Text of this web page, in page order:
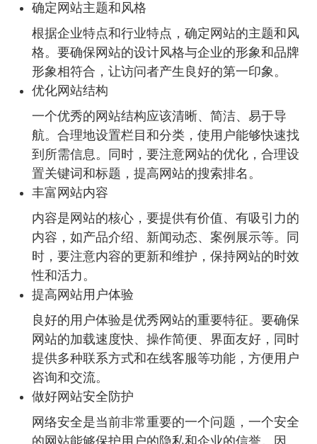
确定网站主题和风格
根据企业特点和行业特点，确定网站的主题和风
格。要确保网站的设计风格与企业的形象和品牌
形象相符合，让访问者产生良好的第一印象。
优化网站结构
一个优秀的网站结构应该清晰、简洁、易于导
航。合理地设置栏目和分类，使用户能够快速找
到所需信息。同时，要注意网站的优化，合理设
置关键词和标题，提高网站的搜索排名。
丰富网站内容
内容是网站的核心，要提供有价值、有吸引力的
内容，如产品介绍、新闻动态、案例展示等。同
时，要注意内容的更新和维护，保持网站的时效
性和活力。
提高网站用户体验
良好的用户体验是优秀网站的重要特征。要确保
网站的加载速度快、操作简便、界面友好，同时
提供多种联系方式和在线客服等功能，方便用户
咨询和交流。
做好网站安全防护
网络安全是当前非常重要的一个问题，一个安全
的网站能够保护用户的隐私和企业的信誉。因